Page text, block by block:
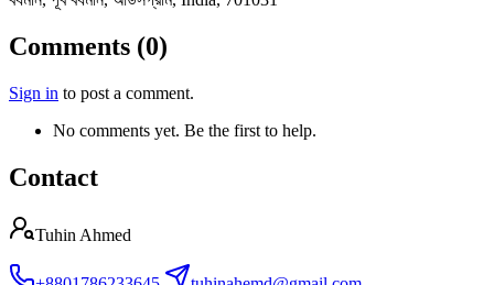
Comments (0)
Sign in to post a comment.
No comments yet. Be the first to help.
Contact
Tuhin Ahmed